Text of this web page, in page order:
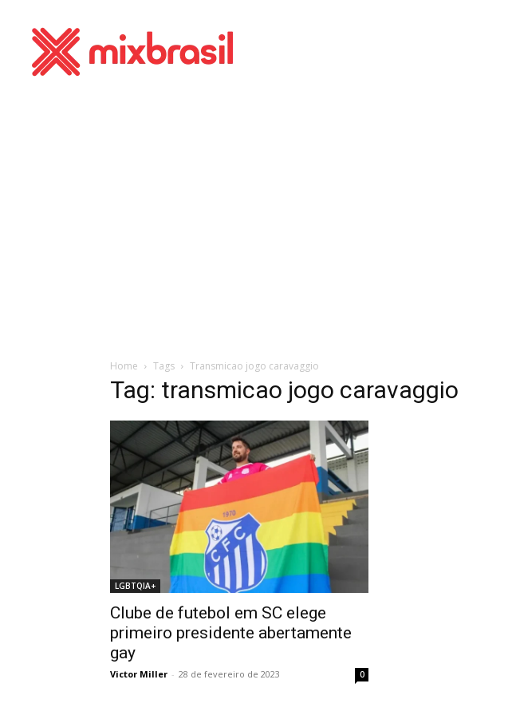
Home Tags Transmicao jogo caravaggio
Tag: transmicao jogo caravaggio
LGBTQIA+
Clube de futebol em SC elege
primeiro presidente abertamente
gay
Victor Miller - 28 de fevereiro de 2023 0